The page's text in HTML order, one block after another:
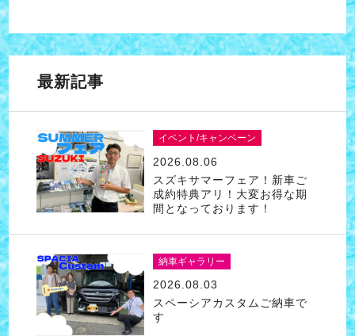
最新記事
イベント/キャンペーン
2026.08.06
スズキサマーフェア！新車ご
成約特典アリ！大変お得な期
間となっております！
納車ギャラリー
2026.08.03
スペーシアカスタムご納車で
す